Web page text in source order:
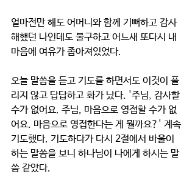
얼마전만 해도 어머니와 함께 기뻐하고 감사
해했던 나인데도 불구하고 어느새 또다시 내
마음에 여유가 좁아져있었다.
오늘 말씀을 듣고 기도를 하면서도 이것이 풀
리지 않고 답답하고 화가 났다. '주님, 감사할
수가 없어요. 주님, 마음으로 영접할 수가 없
어요. 마음으로 영접한다는 게 뭘까요?' 계속
기도했다. 기도하다가 다시 2절에서 바울이
하는 말씀을 보니 하나님이 나에게 하시는 말
씀 같았다.